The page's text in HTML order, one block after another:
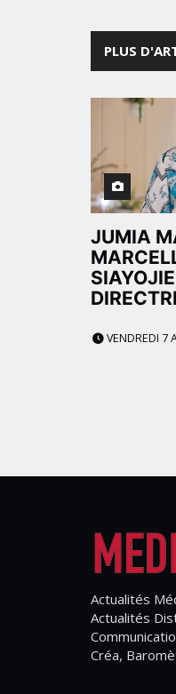
PLUS
JUMIA
VENDREDI 7
Actualités
Actualités
Créa,